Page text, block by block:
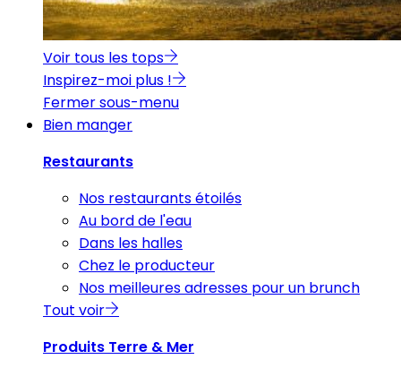
Voir tous les tops
Inspirez-moi plus !
Fermer sous-menu
Bien manger
Restaurants
Nos restaurants étoilés
Au bord de l'eau
Dans les halles
Chez le producteur
Nos meilleures adresses pour un brunch
Tout voir
Produits Terre & Mer